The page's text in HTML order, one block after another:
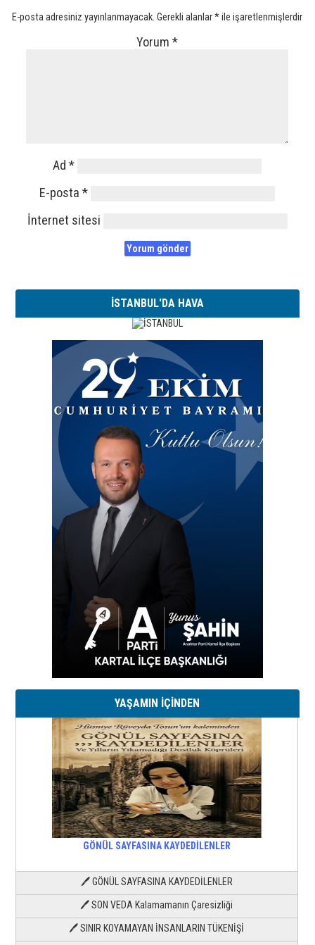
E-posta adresiniz yayınlanmayacak. Gerekli alanlar*ile işaretlenmişlerdir
Yorum*
Ad*
E-posta*
İnternet sitesi
İSTANBUL'DA HAVA
YAŞAMIN İÇİNDEN
GÖNÜL SAYFASINA KAYDEDİLENLER
🖊 GÖNÜL SAYFASINA KAYDEDİLENLER
🖊 SON VEDA Kalamamanın Çaresizliği
🖊 SINIR KOYAMAYAN İNSANLARIN TÜKENİŞİ